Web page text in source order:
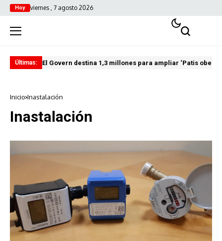
Hoy viernes , 7 agosto 2026
Últimas: El Govern destina 1,3 millones para ampliar ‘Patis
Inicio Inastalación
Inastalación